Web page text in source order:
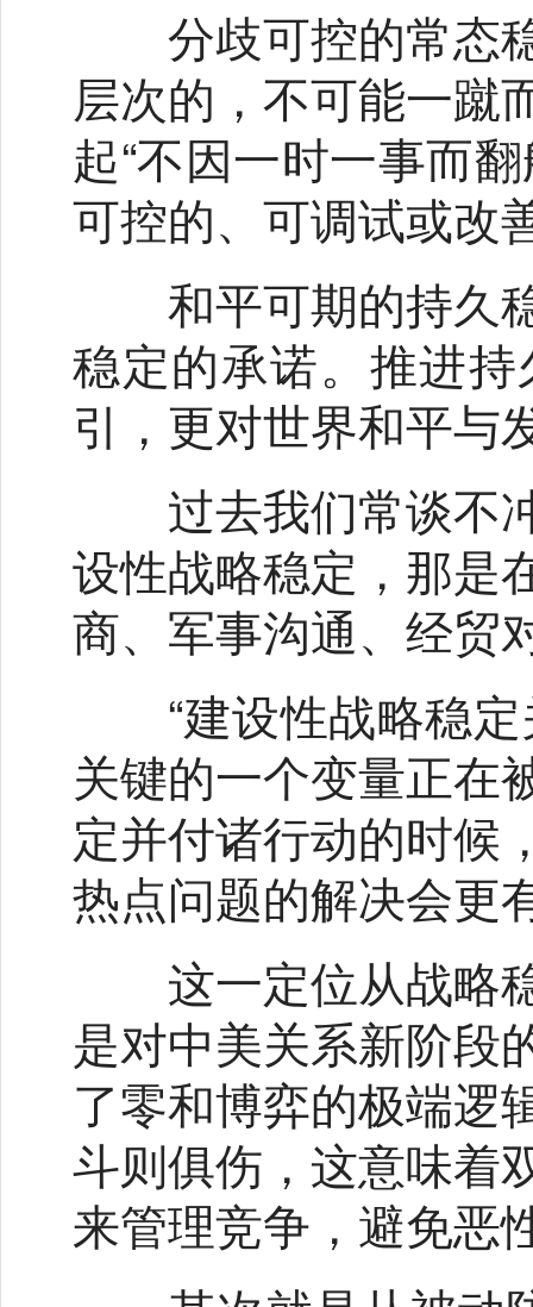
分歧可控的常态稳
层次的，不可能一蹴
起“不因一时一事而
可控的、可调试或改
和平可期的持久稳
稳定的承诺。推进
引，更对世界和平与
过去我们常谈不冲
设性战略稳定，那是
商、军事沟通、经贸
“建设性战略稳定
关键的一个变量正在
定并付诸行动的时候
热点问题的解决会更
这一定位从战略稳
是对中美关系新阶段
了零和博弈的极端逻
斗则俱伤，这意味着
来管理竞争，避免恶